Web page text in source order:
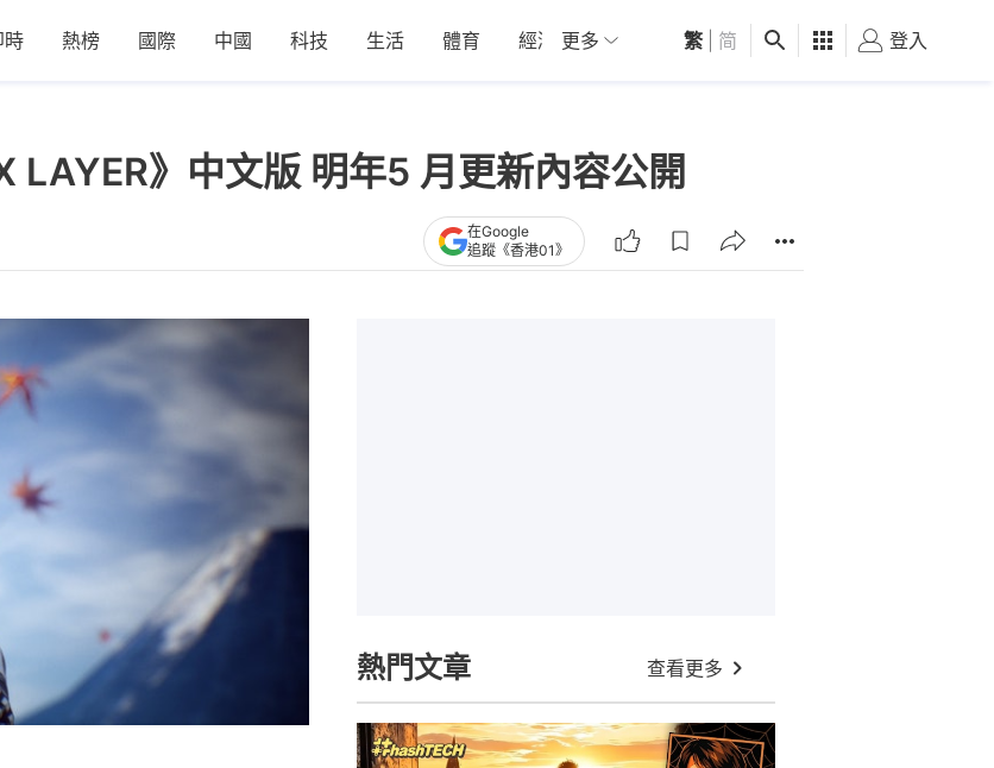
時 熱榜 國際 中國 科技 生活 體育 經濟 01深圳 觀點 健康 好食玩飛
更多 繁 简 登入
LAYER》中文版 明年5 月更新內容公開
在Google
追蹤《香港01》
熱門文章 查看更多